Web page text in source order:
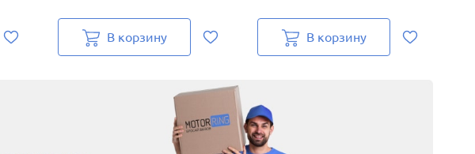
В корзину В корзину